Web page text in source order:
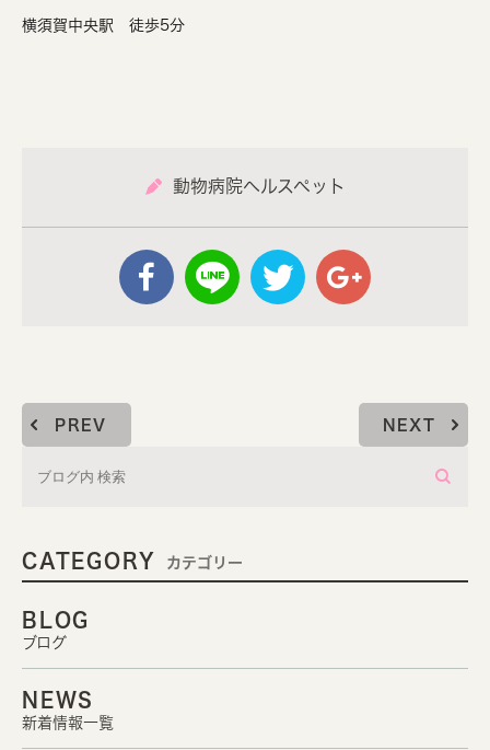
横須賀中央駅 徒歩5分
動物病院ヘルスペット
PREV NEXT
CATEGORY カテゴリー
BLOG
ブログ
NEWS
新着情報一覧